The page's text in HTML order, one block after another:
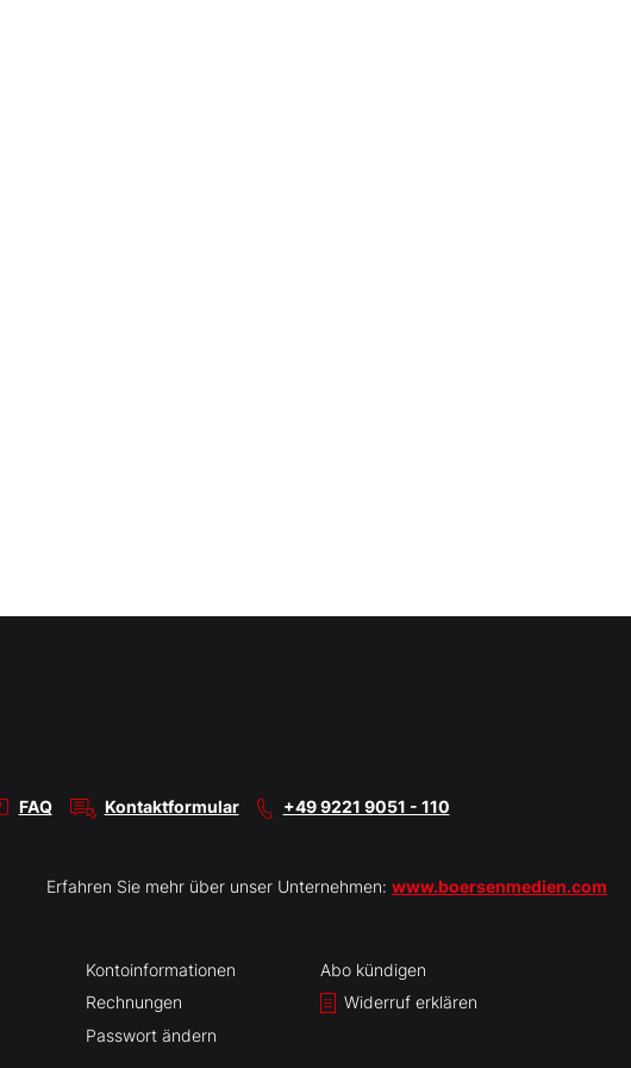
FAQ Kontaktformular +49 9221 9051 - 110
Erfahren Sie mehr über unser Unternehmen: www.boersenmedien.com
Kontoinformationen
Rechnungen
Passwort ändern
Abo kündigen
Widerruf erklären